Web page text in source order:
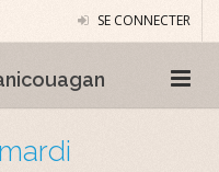
SE CONNECTER